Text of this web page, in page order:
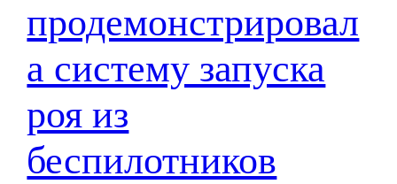
продемонстрировал
а систему запуска
роя из
беспилотников